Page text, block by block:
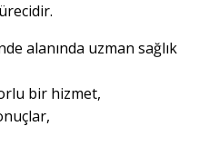
alanında uzman sağlık
bir hizmet,